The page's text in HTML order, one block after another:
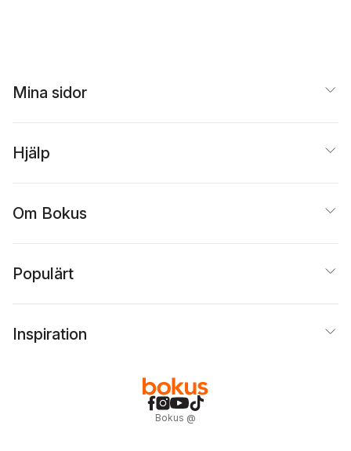
Mina sidor
Hjälp
Om Bokus
Populärt
Inspiration
Bokus @